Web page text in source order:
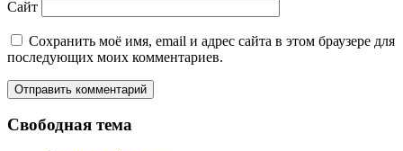
Сайт
Сохранить моё имя, email и адрес сайта в этом браузере для
последующих моих комментариев.
Свободная тема